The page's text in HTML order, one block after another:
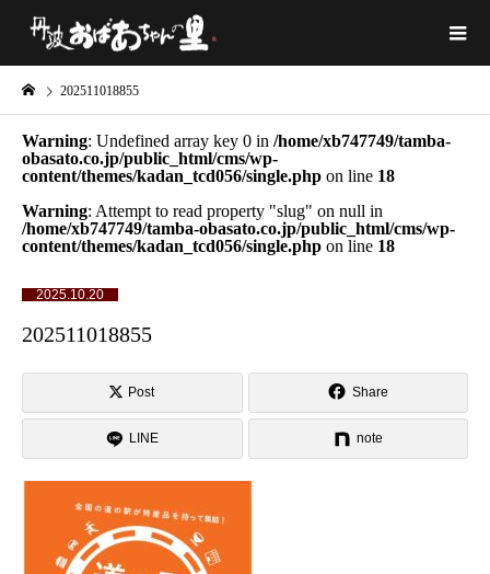
202511018855
Warning: Undefined array key 0 in /home/xb747749/tamba-
obasato.co.jp/public_html/cms/wp-
content/themes/kadan_tcd056/single.php on line 18
Warning: Attempt to read property "slug" on null in
/home/xb747749/tamba-obasato.co.jp/public_html/cms/wp-
content/themes/kadan_tcd056/single.php on line 18
2025.10.20
202511018855
Post Share
LINE note